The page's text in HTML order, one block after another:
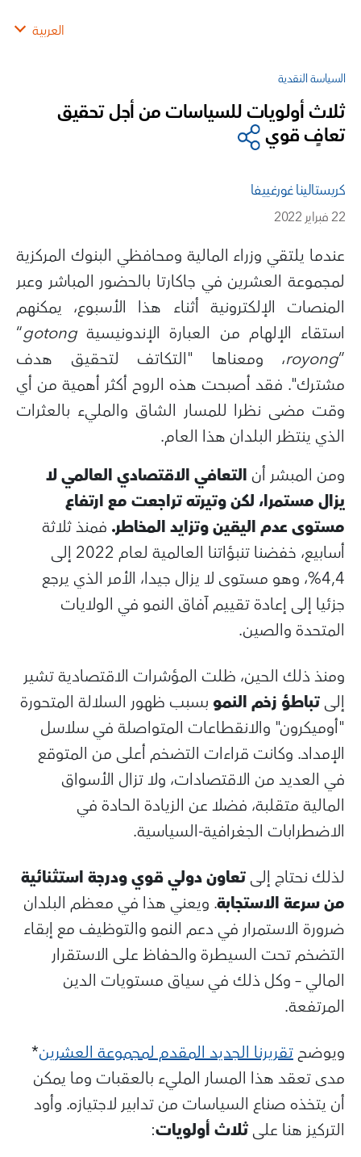
العربية
السياسة النقدية
ثلاث أولويات للسياسات من أجل تحقيق
تعافٍ قوي
كريستالينا غورغييفا
22 فبراير 2022
عندما يلتقي وزراء المالية ومحافظي البنوك المركزية
لمجموعة العشرين في جاكارتا بالحضور المباشر وعبر
المنصات الإلكترونية أثناء هذا الأسبوع، يمكنهم
استقاء الإلهام من العبارة الإندونيسية
“gotong
royong”
، ومعناها "التكاتف لتحقيق هدف
مشترك". فقد أصبحت هذه الروح أكثر أهمية من أي
وقت مضى نظرا للمسار الشاق والمليء بالعثرات
الذي ينتظر البلدان هذا العام.
ومن المبشر أن التعافي الاقتصادي العالمي لا
يزال مستمرا، لكن وتيرته تراجعت مع ارتفاع
مستوى عدم اليقين وتزايد المخاطر. فمنذ ثلاثة
أسابيع، خفضنا تنبؤاتنا العالمية لعام 2022 إلى
4,4%، وهو مستوى لا يزال جيدا، الأمر الذي يرجع
جزئيا إلى إعادة تقييم آفاق النمو في الولايات
المتحدة والصين.
ومنذ ذلك الحين، ظلت المؤشرات الاقتصادية تشير
إلىتباطؤ زخم النمو بسبب ظهور السلالة المتحورة
"أوميكرون" والانقطاعات المتواصلة في سلاسل
الإمداد. وكانت قراءات التضخم أعلى من المتوقع
في العديد من الاقتصادات، ولا تزال الأسواق
المالية متقلبة، فضلا عن الزيادة الحادة في
الاضطرابات الجغرافية-السياسية.
لذلك نحتاج إلىتعاون دولي قوي ودرجة استثنائية
من سرعة الاستجابة. ويعني هذا في معظم البلدان
ضرورة الاستمرار في دعم النمو والتوظيف مع إبقاء
التضخم تحت السيطرة والحفاظ على الاستقرار
المالي – وكل ذلك في سياق مستويات الدين
المرتفعة.
ويوضحتقريرنا الجديد المقدم لمجموعة العشرين*
مدى تعقد هذا المسار المليء بالعقبات وما يمكن
أن يتخذه صناع السياسات من تدابير لاجتيازه. وأود
التركيز هنا علىثلاث أولويات: